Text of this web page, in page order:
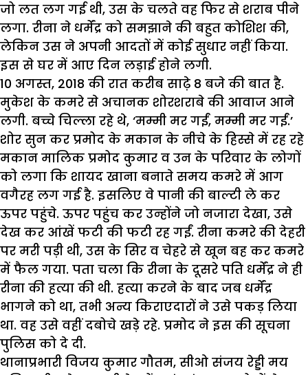
जो लत लग गई थी, उस के चलते वह फिर से शराब पीने
लगा. रीना ने धर्मेंद्र को समझाने की बहुत कोशिश की,
लेकिन उस ने अपनी आदतों में कोई सुधार नहीं किया.
इस से घर में आए दिन लड़ाई होने लगी.
10 अगस्त, 2018 की रात करीब साढ़े 8 बजे की बात है.
मुकेश के कमरे से अचानक शोरशराबे की आवाज आने
लगी. बच्चे चिल्ला रहे थे, ‘मम्मी मर गईं, मम्मी मर गईं.’
शोर सुन कर प्रमोद के मकान के नीचे के हिस्से में रह रहे
मकान मालिक प्रमोद कुमार व उन के परिवार के लोगों
को लगा कि शायद खाना बनाते समय कमरे में आग
वगैरह लग गई है. इसलिए वे पानी की बाल्टी ले कर
ऊपर पहुंचे. ऊपर पहुंच कर उन्होंने जो नजारा देखा, उसे
देख कर आंखें फटी की फटी रह गईं. रीना कमरे की देहरी
पर मरी पड़ी थी, उस के सिर व चेहरे से खून बह कर कमरे
में फैल गया. पता चला कि रीना के दूसरे पति धर्मेंद्र ने ही
रीना की हत्या की थी. हत्या करने के बाद जब धर्मेंद्र
भागने को था, तभी अन्य किराएदारों ने उसे पकड़ लिया
था. वह उसे वहीं दबोचे खड़े रहे. प्रमोद ने इस की सूचना
पुलिस को दे दी.
थानाप्रभारी विजय कुमार गौतम, सीओ संजय रेड्डी मय